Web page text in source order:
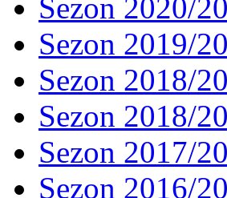
Sezon 2020/
Sezon 2019/
Sezon 2018/
Sezon 2018/
Sezon 2017/
Sezon 2016/